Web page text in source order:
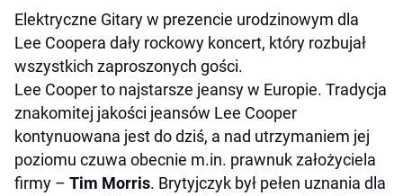
Elektryczne Gitary w prezencie urodzinowym dla
Lee Coopera dały rockowy koncert, który rozbujał
wszystkich zaproszonych gości.
Lee Cooper to najstarsze jeansy w Europie. Tradycja
znakomitej jakości jeansów Lee Cooper
kontynuowana jest do dziś, a nad utrzymaniem jej
poziomu czuwa obecnie m.in. prawnuk założyciela
firmy – Tim Morris. Brytyjczyk był pełen uznania dla